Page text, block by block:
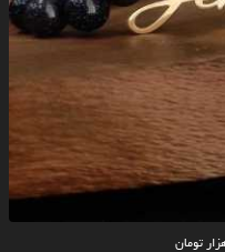
تومان